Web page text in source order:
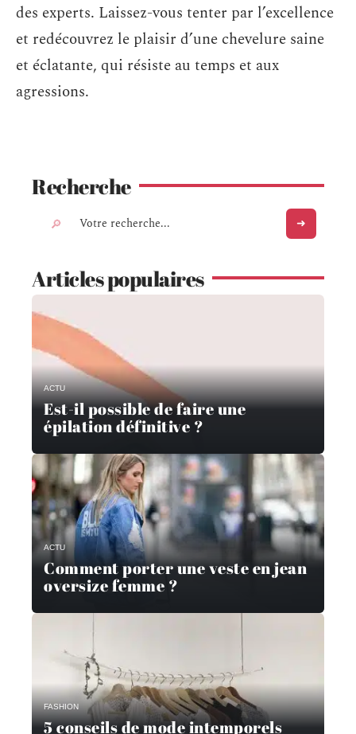
des experts. Laissez-vous tenter par l’excellence
et redécouvrez le plaisir d’une chevelure saine
et éclatante, qui résiste au temps et aux
agressions.
Recherche
Articles populaires
ACTU
Est-il possible de faire une
épilation définitive ?
ACTU
Comment porter une veste en jean
oversize femme ?
FASHION
5 conseils de mode intemporels